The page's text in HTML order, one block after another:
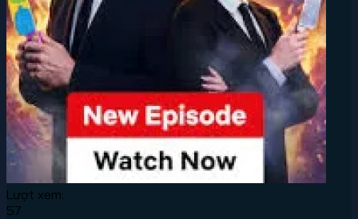
Lượt xem:
57